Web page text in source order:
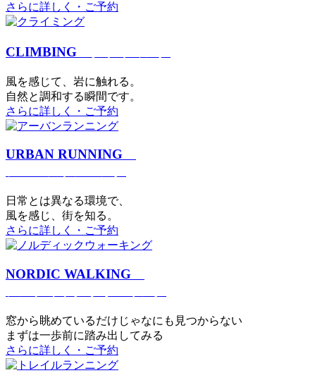
さらに詳しく・ご予約
CLIMBING
⾵を感じて、岩に触れる。
⾃然と調和する瞬間です。
さらに詳しく・ご予約
URBAN RUNNING
日常とは異なる環境で、
風を感じ、街を知る。
さらに詳しく・ご予約
NORDIC WALKING
窓から眺めているだけじゃなにも見つからない
まずは一歩前に踏み出してみる
さらに詳しく・ご予約